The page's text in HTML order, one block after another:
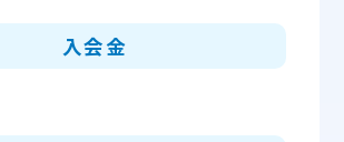
入会金